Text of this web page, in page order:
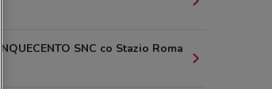
SNC co Stazio Roma